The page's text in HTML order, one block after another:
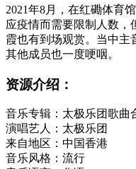
2021年8月，在红磡体育
应疫情而需要限制人数，
霞也有到场观赏。当中主
其他成员也一度哽咽。
资源介绍：
音乐专辑：太极乐团歌曲
演唱艺人：太极乐团
来自地区：中国香港
音乐风格：流行